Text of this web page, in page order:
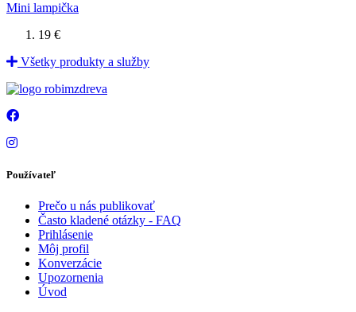
Mini lampička
19 €
Všetky produkty a služby
Používateľ
Prečo u nás publikovať
Často kladené otázky - FAQ
Prihlásenie
Môj profil
Konverzácie
Upozornenia
Úvod